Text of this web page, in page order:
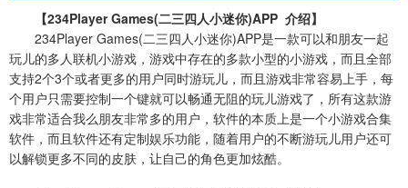
【234Player Games(二三四人小迷你)APP 介绍】
234Player Games(二三四人小迷你)APP是一款可以和朋友一起
玩儿的多人联机小游戏，游戏中存在的多款小型的小游戏，而且全部
支持2个3个或者更多的用户同时游玩儿，而且游戏非常容易上手，每
个用户只需要控制一个键就可以畅通无阻的玩儿游戏了，所有这款游
戏非常适合我么朋友非常多的用户，软件的本质上是一个小游戏合集
软件，而且软件还有定制娱乐功能，随着用户的不断游玩儿用户还可
以解锁更多不同的皮肤，让自己的角色更加炫酷。